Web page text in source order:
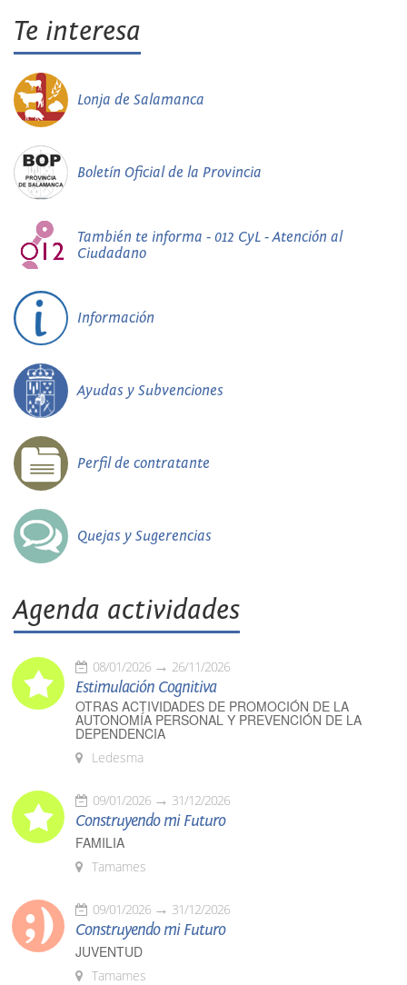
Te interesa
Lonja de Salamanca
Boletín Oficial de la Provincia
También te informa - 012 CyL - Atención al
Ciudadano
Información
Ayudas y Subvenciones
Perfil de contratante
Quejas y Sugerencias
Agenda actividades
08/01/2026 26/11/2026
Estimulación Cognitiva
OTRAS ACTIVIDADES DE PROMOCIÓN DE LA
AUTONOMÍA PERSONAL Y PREVENCIÓN DE LA
DEPENDENCIA
Ledesma
09/01/2026 31/12/2026
Construyendo mi Futuro
FAMILIA
Tamames
09/01/2026 31/12/2026
Construyendo mi Futuro
JUVENTUD
Tamames